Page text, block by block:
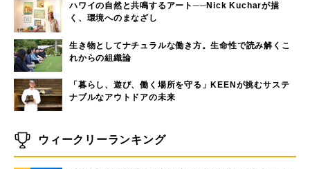
ハワイの自然と共鳴するアート──Nick Kucharが描
く、環境へのまなざし
生き物としてナチュラルな働き方。生命性で読み解くこ
れからの組織論
「暮らし、遊び、働く場所を守る」KEENが挑むサステ
ナブルなアウトドアの未来
ウィークリーランキング